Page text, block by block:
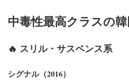
中毒性最高クラスの
🔥 スリル・サスペンス系
シグナル（2016）